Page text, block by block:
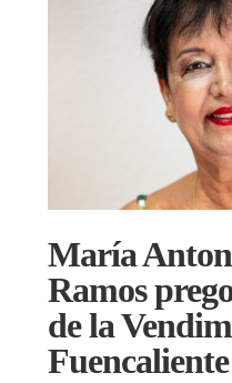
María
Ramos
de la
Fuencaliente